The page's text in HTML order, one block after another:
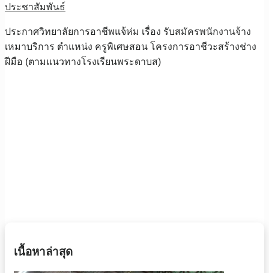
ประชาสัมพันธ์
ประกาศวิทยาลัยการอาชีพแจ้ห่ม เรื่อง รับสมัครพนักงานจ้าง
เหมาบริการ ตำแหน่ง ครูพิเศษสอน โครงการอาชีวะสร้างช่าง
ฝีมือ (ตามแนวทางโรงเรียนพระดาบส)
เนื้อหาล่าสุด